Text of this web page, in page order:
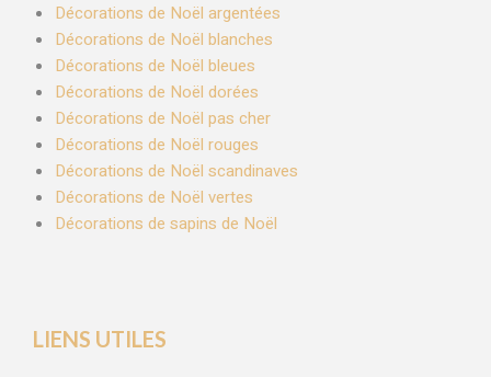
Décorations de Noël argentées
Décorations de Noël blanches
Décorations de Noël bleues
Décorations de Noël dorées
Décorations de Noël pas cher
Décorations de Noël rouges
Décorations de Noël scandinaves
Décorations de Noël vertes
Décorations de sapins de Noël
LIENS UTILES